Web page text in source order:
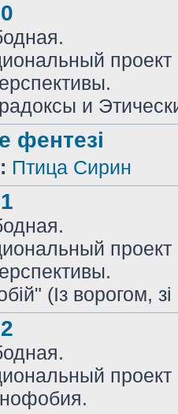
и
фентезі
Птица Сирин
(Із ворогом,
проект